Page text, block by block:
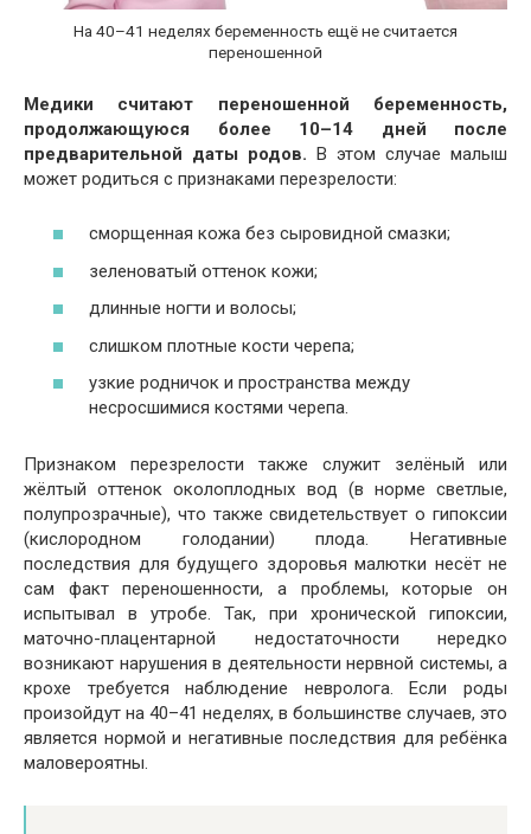
На 40–41 неделях беременность ещё не считается
переношенной
Медики считают переношенной беременность,
продолжающуюся более 10–14 дней после
предварительной даты родов. В этом случае малыш
может родиться с признаками перезрелости:
сморщенная кожа без сыровидной смазки;
зеленоватый оттенок кожи;
длинные ногти и волосы;
слишком плотные кости черепа;
узкие родничок и пространства между
несросшимися костями черепа.
Признаком перезрелости также служит зелёный или
жёлтый оттенок околоплодных вод (в норме светлые,
полупрозрачные), что также свидетельствует о гипоксии
(кислородном голодании) плода. Негативные
последствия для будущего здоровья малютки несёт не
сам факт переношенности, а проблемы, которые он
испытывал в утробе. Так, при хронической гипоксии,
маточно-плацентарной недостаточности нередко
возникают нарушения в деятельности нервной системы, а
крохе требуется наблюдение невролога. Если роды
произойдут на 40–41 неделях, в большинстве случаев, это
является нормой и негативные последствия для ребёнка
маловероятны.